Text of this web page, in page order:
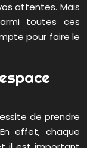
attentes. Mais
toutes ces
pour faire le
de prendre
effet, chaque